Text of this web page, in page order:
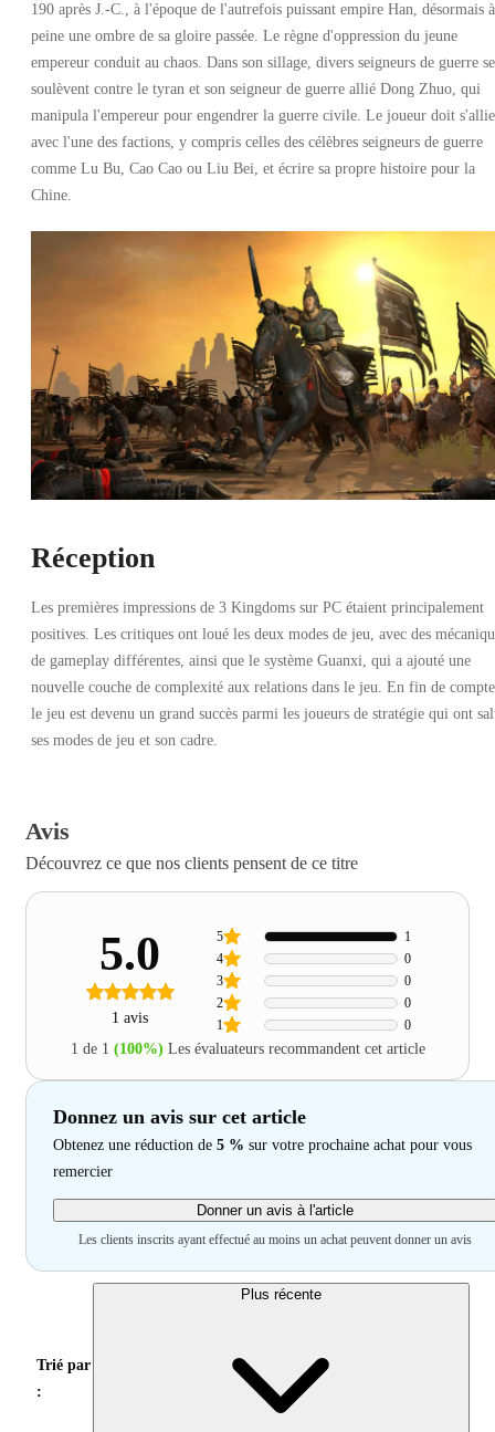
190 après J.-C., à l'époque de l'autrefois puissant empire Han, désormais à
peine une ombre de sa gloire passée. Le règne d'oppression du jeune
empereur conduit au chaos. Dans son sillage, divers seigneurs de guerre se
soulèvent contre le tyran et son seigneur de guerre allié Dong Zhuo, qui
manipula l'empereur pour engendrer la guerre civile. Le joueur doit
avec l'une des factions, y compris celles des célèbres seigneurs de guerre
comme Lu Bu, Cao Cao ou Liu Bei, et écrire sa propre histoire pour la
Chine.
Réception
Les premières impressions de 3 Kingdoms sur PC étaient principalement
positives. Les critiques ont loué les deux modes de jeu, avec des
de gameplay différentes, ainsi que le système Guanxi, qui a ajouté une
nouvelle couche de complexité aux relations dans le jeu. En fin de
le jeu est devenu un grand succès parmi les joueurs de stratégie qui ont
ses modes de jeu et son cadre.
Avis
Découvrez ce que nos clients pensent de ce titre
5.0
1 avis 1 0
2 0
3 0
4 0
5 1
1 de 1 (100%) Les évaluateurs recommandent cet article
Donnez un avis sur cet article
Obtenez une réduction de 5 % sur votre prochaine achat pour vous
remercier
Donner un avis à l'article
Les clients inscrits ayant effectué au moins un achat peuvent donner un avis
Trié par
:
Plus récente